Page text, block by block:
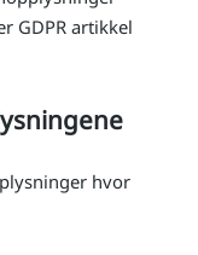
GDPR artikkel
hvor